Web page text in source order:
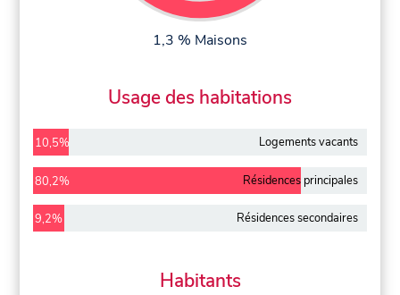
1,3 % Maisons
Usage des habitations
10,5% Logements vacants
80,2% Résidences principales
9,2% Résidences secondaires
Habitants